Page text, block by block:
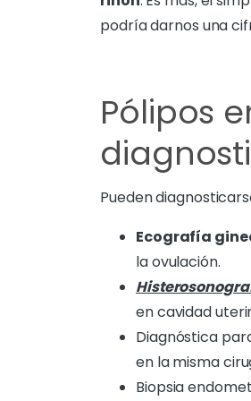
podría darnos una
Pólipos
Pueden
Ecografía
la ovulación.
en cavidad
Diagnóstica
en la misma
Biopsia